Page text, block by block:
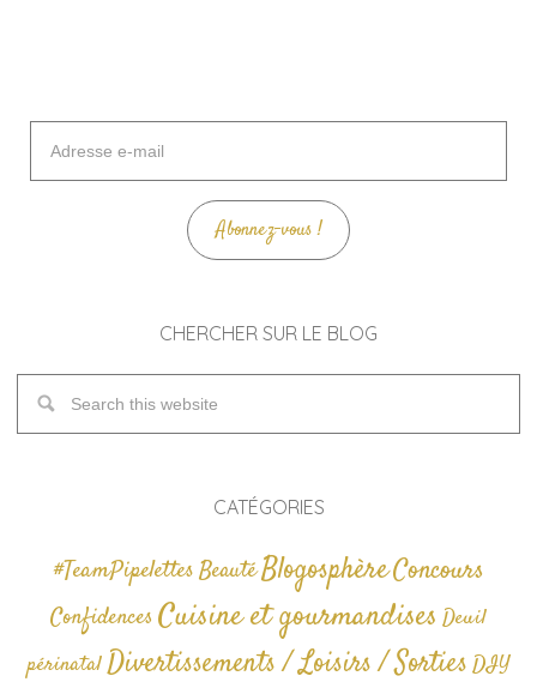
mail
Abonnez-vous !
CHERCHER SUR LE BLOG
CATÉGORIES
#TeamPipelettesBeautéBlogosphèreConcours
Confidences Cuisine et gourmandises Deuil
périnatalDivertissements / Loisirs / SortiesDIY